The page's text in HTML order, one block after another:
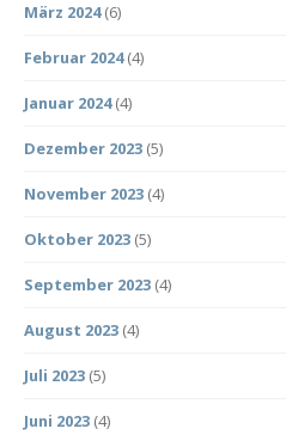
März 2024(6)
Februar 2024(4)
Januar 2024(4)
Dezember 2023 (5)
November 2023 (4)
Oktober 2023 (5)
September 2023 (4)
August 2023 (4)
Juli 2023 (5)
Juni 2023 (4)